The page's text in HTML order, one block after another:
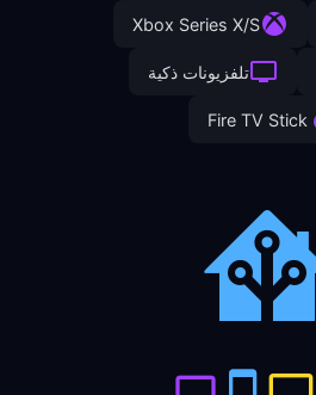
Xbox Series X/S
تلفزيونات ذكية
Fire TV Stick